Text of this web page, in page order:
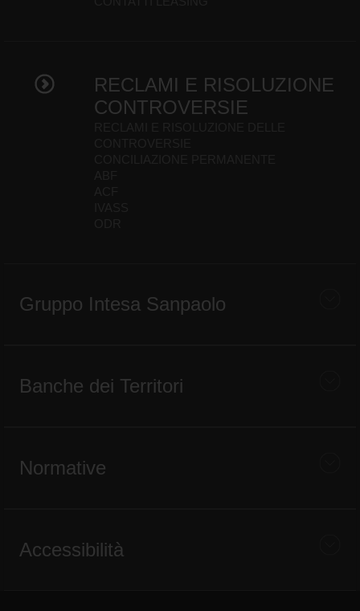
RECLAMI E RISOLUZIONE
CONTROVERSIE
Gruppo Intesa Sanpaolo
Banche dei Territori
Normative
Accessibilità